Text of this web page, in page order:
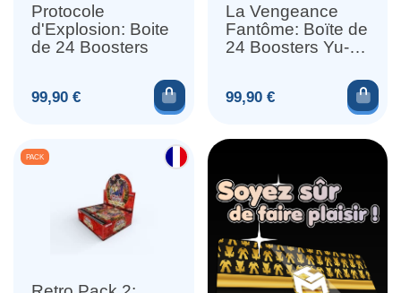
Protocole
d'Explosion: Boite
de 24 Boosters
Prix
99,90 € Ajouter au panier
La Vengeance
Fantôme: Boïte de
24 Boosters Yu-
Prix
99,90 €
PACK